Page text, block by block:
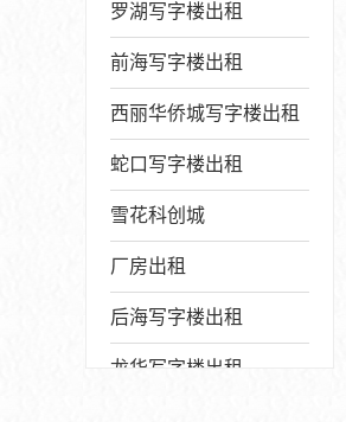
罗湖写字楼出租
前海写字楼出租
西丽华侨城写字楼出租
蛇口写字楼出租
雪花科创城
厂房出租
后海写字楼出租
龙华写字楼出租